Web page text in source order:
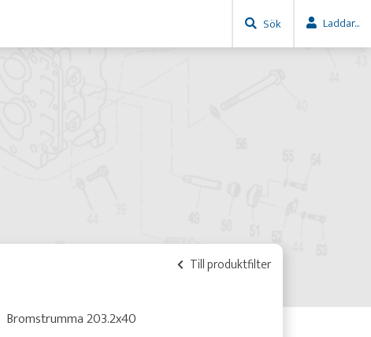
Sök Laddar...
Till produktfilter
Bromstrumma 203.2x40